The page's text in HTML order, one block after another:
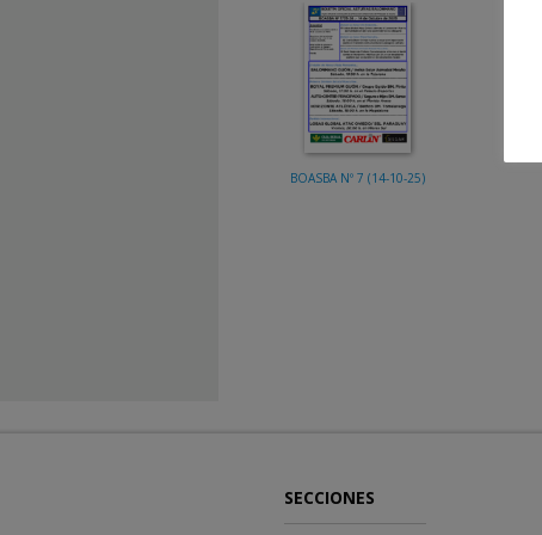
BOASBA Nº 7 (14-10-25)
SECCIONES